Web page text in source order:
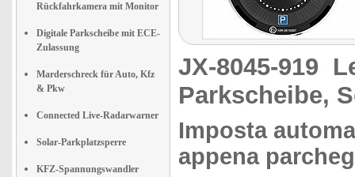
Rückfahrkamera mit Monitor
Digitale Parkscheibe mit ECE-
Zulassung
Marderschreck für Auto, Kfz
& Pkw
Connected Live-Radarwarner
Solar-Parkplatzsperre
KFZ-Spannungswandler
JX-8045-919
Parkscheibe,
Imposta
appena